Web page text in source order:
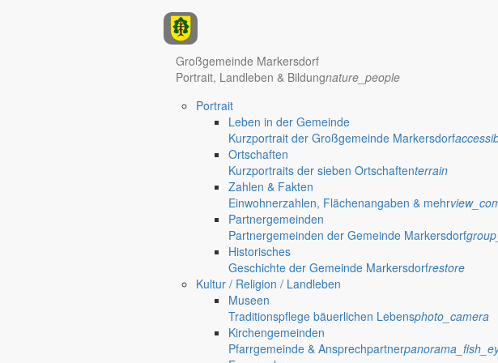
Regional werben auf markersdorf.de! anzeigen@gemeinde-markersdorf.de
Großgemeinde Markersdorf
Portrait, Landleben & Bildungnature_people
Portrait
Leben in der Gemeinde
Kurzportrait der Großgemeinde Markersdorf
Ortschaften
Kurzportraits der sieben Ortschaftenterrain
Zahlen & Fakten
Einwohnerzahlen, Flächenangaben & mehr
Partnergemeinden
Partnergemeinden der Gemeinde Markersdorf
Historisches
Geschichte der Gemeinde Markersdorfrestore
Kultur / Religion / Landleben
Museen
Traditionspflege bäuerlichen Lebensphoto_camera
Kirchengemeinden
Pfarrgemeinde & Ansprechpartner
Deutsch-Paulsdorf
Jauernick-Buschbach
Löschbienen dabei